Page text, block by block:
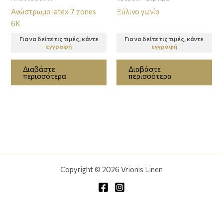
Ανώστρωμα latex 7 zones
6K
Για να δείτε τις τιμές, κάντε
εγγραφή
Διαβάστε
περισσότερα
Ξύλινο γωνία
Για να δείτε τις τιμές, κάντε
εγγραφή
Διαβάστε
περισσότερα
Copyright © 2026 Vrionis Linen